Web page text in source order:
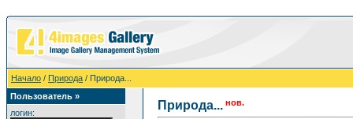
Начало / Природа / Природа...
Пользователь »
логин:
Природа... нов.